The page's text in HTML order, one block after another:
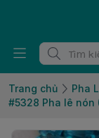
Trang chủ
Pha
#5328 Pha lê nón